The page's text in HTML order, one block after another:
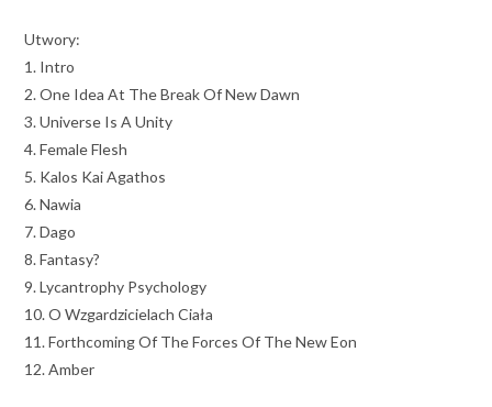
Utwory:
1. Intro
2. One Idea At The Break Of New Dawn
3. Universe Is A Unity
4. Female Flesh
5. Kalos Kai Agathos
6. Nawia
7. Dago
8. Fantasy?
9. Lycantrophy Psychology
10. O Wzgardzicielach Ciała
11. Forthcoming Of The Forces Of The New Eon
12. Amber